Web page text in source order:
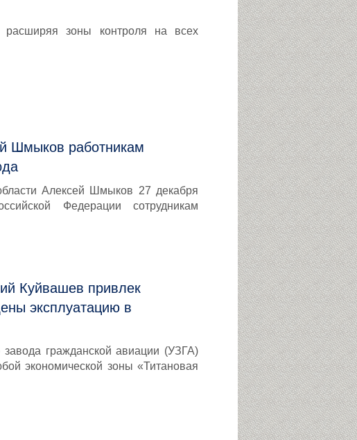
зоны контроля на всех
Шмыков работникам
Алексей Шмыков 27 декабря
Федерации сотрудникам
Куйвашев привлек
эксплуатацию в
гражданской авиации (УЗГА)
экономической зоны «Титановая